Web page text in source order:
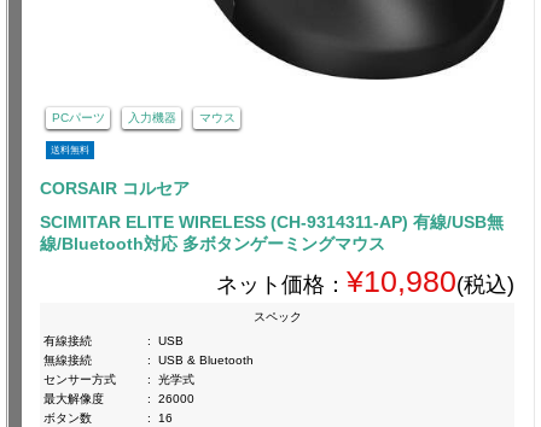
PCパーツ 入力機器 マウス
送料無料
CORSAIR コルセア
SCIMITAR ELITE WIRELESS (CH-9314311-AP) 有線/USB無
線/Bluetooth対応 多ボタンゲーミングマウス
ネット価格： ¥10,980(税込)
スペック
有線接続
:
USB
無線接続
:
USB & Bluetooth
センサー方式
:
光学式
最大解像度
:
26000
ボタン数
:
16